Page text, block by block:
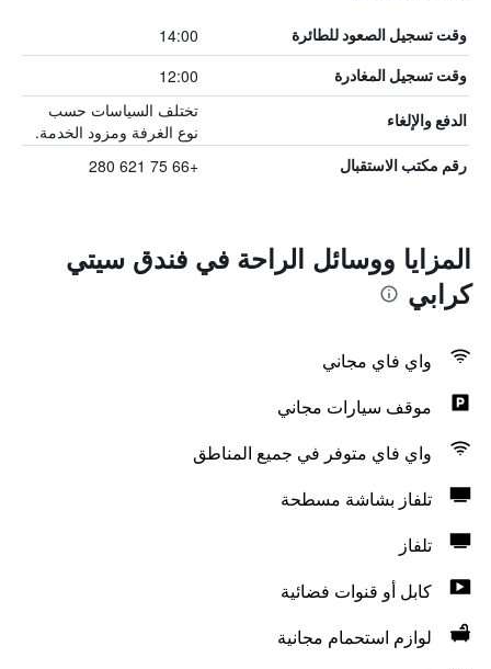
وقت تسجيل الصعود للطائرة 14:00
وقت تسجيل المغادرة 12:00
الدفع والإلغاء
تختلف السياسات حسب
نوع الغرفة ومزود الخدمة.
رقم مكتب الاستقبال +66 75 621 280
المزايا ووسائل الراحة في فندق سيتي
كرابي
واي فاي مجاني
موقف سيارات مجاني
واي فاي متوفر في جميع المناطق
تلفاز بشاشة مسطحة
تلفاز
كابل أو قنوات فضائية
لوازم استحمام مجانية